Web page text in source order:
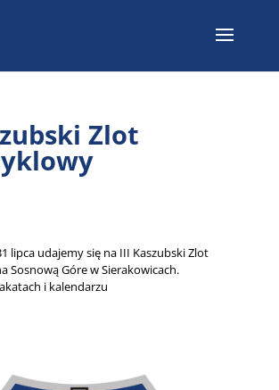
Zlot
lipca udajemy się na III Kaszubski Zlot
Sosnową Góre w Sierakowicach.
i kalendarzu